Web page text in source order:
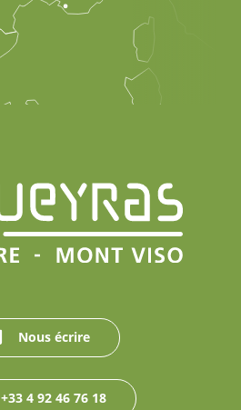
Nous écrire
+33 4 92 46 76 18